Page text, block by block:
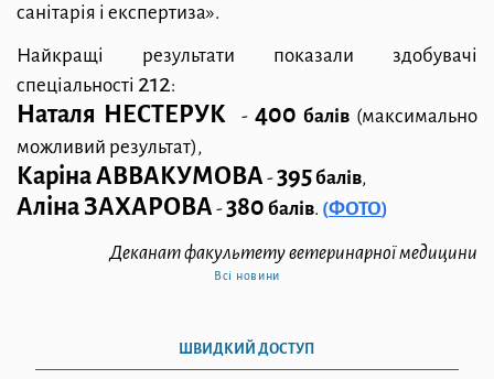
санітарія і експертиза».
Найкращі результати показали здобувачі
спеціальності 212:
Наталя НЕСТЕРУК - 400 балів(максимально
можливий результат),
Каріна АВВАКУМОВА -395балів,
Аліна ЗАХАРОВА -380 балів. (ФОТО)
Деканатфакультету ветеринарної медицини
Всі новини
ШВИДКИЙ ДОСТУП